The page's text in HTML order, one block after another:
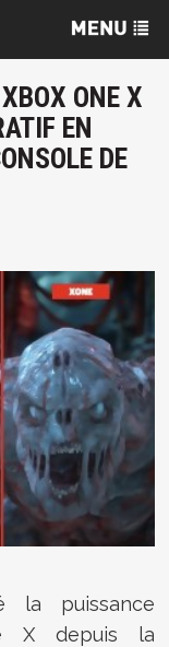
ONE X
EN
DE
la puissance
X depuis la